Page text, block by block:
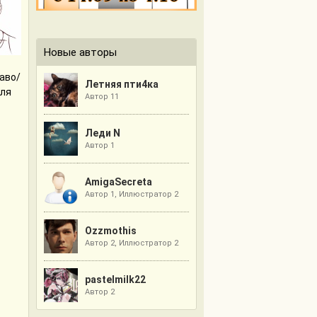
Новые авторы
Летняя пти4ка
Автор 11
Леди N
Автор 1
AmigaSecreta
Автор 1, Иллюстратор 2
Ozzmothis
Автор 2, Иллюстратор 2
pastelmilk22
Автор 2